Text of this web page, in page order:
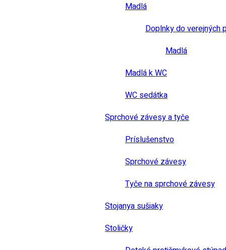
Madlá
Doplnky do verejných
Madlá
Madlá k WC
WC sedátka
Sprchové závesy a tyče
Príslušenstvo
Sprchové závesy
Tyče na sprchové závesy
Stojanya sušiaky
Stoličky